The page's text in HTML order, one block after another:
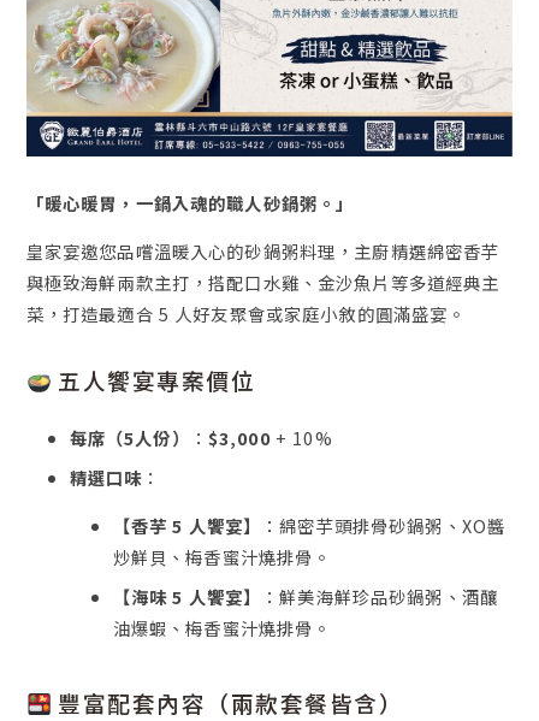
「暖心暖胃，一鍋入魂的職人砂鍋粥。」
皇家宴邀您品嚐溫暖入心的砂鍋粥料理，主廚精選綿密香芋
與極致海鮮兩款主打，搭配口水雞、金沙魚片等多道經典主
菜，打造最適合 5 人好友聚會或家庭小敘的圓滿盛宴。
五人饗宴專案價位
每席（5人份） ： $3,000+ 10%
精選口味 ：
【香芋 5 人饗宴】
：綿密芋頭排骨砂鍋粥、XO醬
炒鮮貝、梅香蜜汁燒排骨。
【海味 5 人饗宴】
：鮮美海鮮珍品砂鍋粥、酒釀
油爆蝦、梅香蜜汁燒排骨。
豐富配套內容（兩款套餐皆含）